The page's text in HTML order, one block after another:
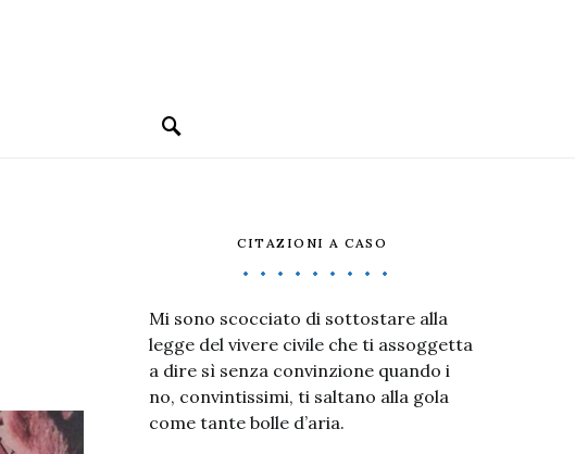
CITAZIONI A CASO
Mi sono scocciato di sottostare alla
legge del vivere civile che ti assoggetta
a dire sì senza convinzione quando i
no, convintissimi, ti saltano alla gola
come tante bolle d’aria.